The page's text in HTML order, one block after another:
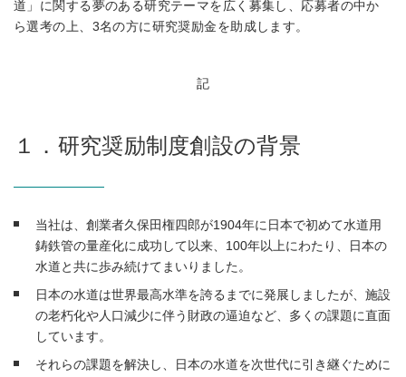
道」に関する夢のある研究テーマを広く募集し、応募者の中か
ら選考の上、3名の方に研究奨励金を助成します。
記
１．研究奨励制度創設の背景
当社は、創業者久保田権四郎が1904年に日本で初めて水道用
鋳鉄管の量産化に成功して以来、100年以上にわたり、日本の
水道と共に歩み続けてまいりました。
日本の水道は世界最高水準を誇るまでに発展しましたが、施設
の老朽化や人口減少に伴う財政の逼迫など、多くの課題に直面
しています。
それらの課題を解決し、日本の水道を次世代に引き継ぐために